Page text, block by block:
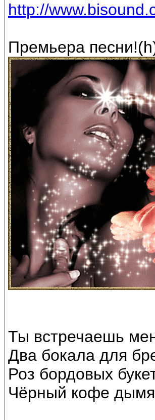
http://
Премьера
Ты встречаешь
Два бокала для
Роз бордовых
Чёрный кофе